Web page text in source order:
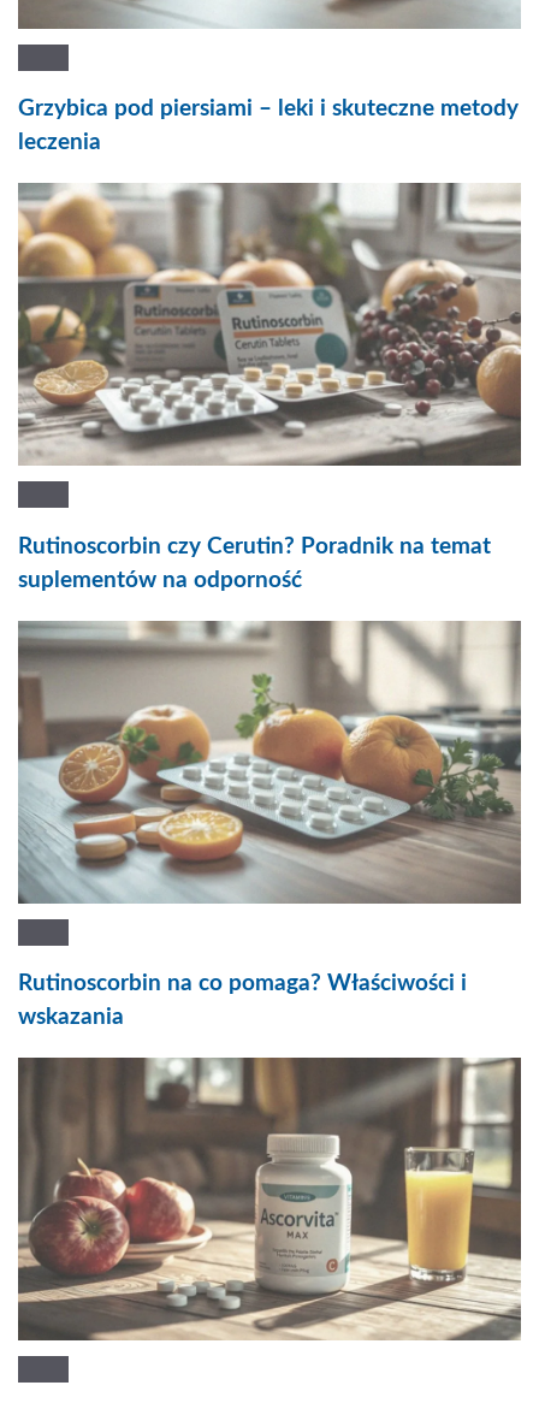
Grzybica pod piersiami – leki i skuteczne metody
leczenia
Rutinoscorbin czy Cerutin? Poradnik na temat
suplementów na odporność
Rutinoscorbin na co pomaga? Właściwości i
wskazania